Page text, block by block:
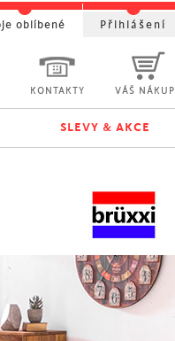
KONTAKTY VÁŠ NÁKUP
SLEVY & AKCE
oblíbené Přihlášení